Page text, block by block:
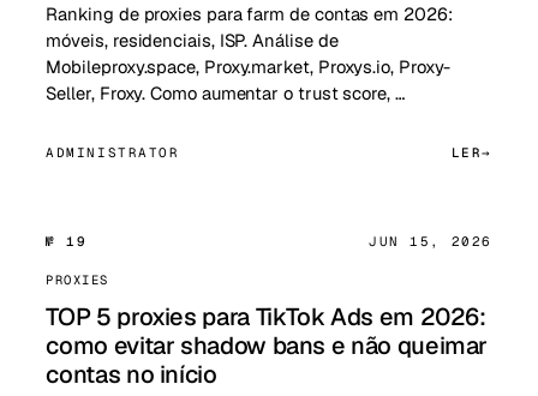
Ranking de proxies para farm de contas em 2026:
móveis, residenciais, ISP. Análise de
Mobileproxy.space, Proxy.market, Proxys.io, Proxy-
Seller, Froxy. Como aumentar o trust score, …
ADMINISTRATOR LER
№ 19 JUN 15, 2026
PROXIES
TOP 5 proxies para TikTok Ads em 2026:
como evitar shadow bans e não queimar
contas no início